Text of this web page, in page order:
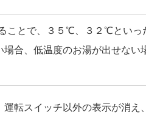
ことで、３５℃、３２℃とい
合、低温度のお湯が出せな
転スイッチ以外の表示が消え